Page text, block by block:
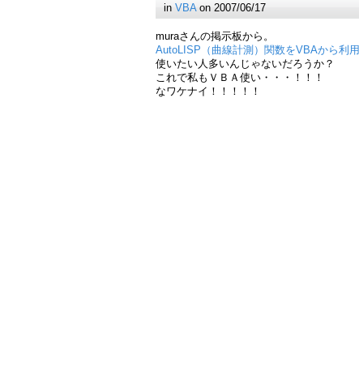
inVBAon 2007/06/17
muraさんの掲示板から。
AutoLISP（曲線計測）関数をVBAから利用
使いたい人多いんじゃないだろうか？
これで私もＶＢＡ使い・・・！！！
なワケナイ！！！！！